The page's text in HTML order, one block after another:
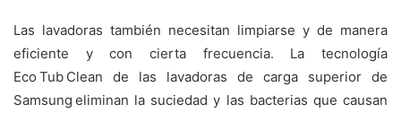
Las lavadoras también necesitan limpiarse y de manera
eficiente y con cierta frecuencia. La tecnología
Eco Tub Clean de las lavadoras de carga superior de
Samsung eliminan la suciedad y las bacterias que causan